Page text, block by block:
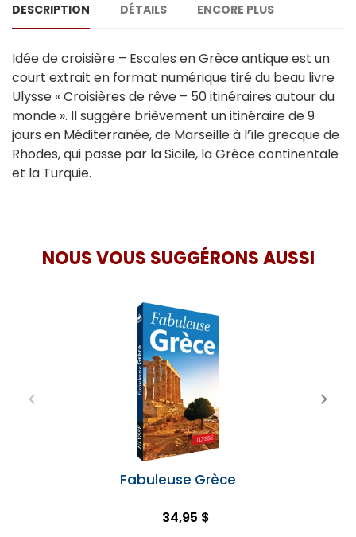
DESCRIPTION DÉTAILS ENCORE PLUS
Idée de croisière – Escales en Grèce antique est un
court extrait en format numérique tiré du beau livre
Ulysse « Croisières de rêve – 50 itinéraires autour du
monde ». Il suggère brièvement un itinéraire de 9
jours en Méditerranée, de Marseille à l’île grecque de
Rhodes, qui passe par la Sicile, la Grèce continentale
et la Turquie.
NOUS VOUS SUGGÉRONS AUSSI
Fabuleuse Grèce
34,95 $